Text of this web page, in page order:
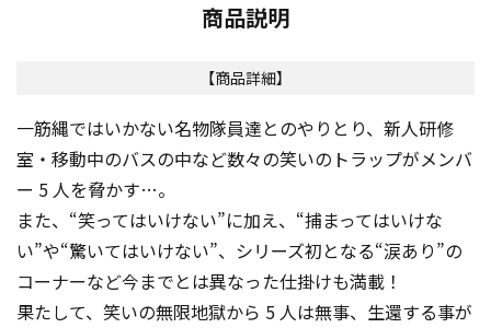
商品説明
【商品詳細】
一筋縄ではいかない名物隊員達とのやりとり、新人研修
室・移動中のバスの中など数々の笑いのトラップがメンバ
ー 5 人を脅かす…。
また、“笑ってはいけない”に加え、“捕まってはいけな
い”や“驚いてはいけない”、シリーズ初となる“涙あり”の
コーナーなど今までとは異なった仕掛けも満載！
果たして、笑いの無限地獄から 5 人は無事、生還する事が